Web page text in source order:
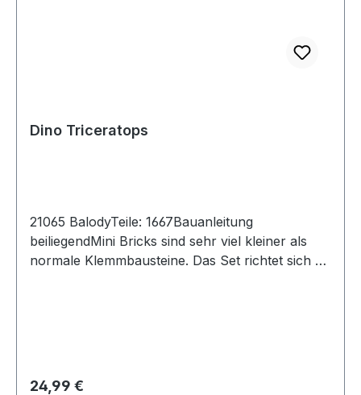
Dino Triceratops
21065 BalodyTeile: 1667Bauanleitung
beiliegendMini Bricks sind sehr viel kleiner als
normale Klemmbausteine. Das Set richtet sich an
Regulärer Preis:
24,99 €